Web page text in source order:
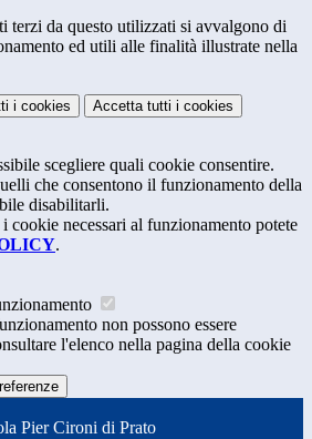
terzi da questo utilizzati si avvalgono di
ed utili alle finalità illustrate nella
i cookies Accetta tutti i cookies
scegliere quali cookie consentire.
che consentono il funzionamento della
disabilitarli.
cookie necessari al funzionamento potete
.
non possono essere
l'elenco nella pagina della cookie
Pier Cironi di Prato